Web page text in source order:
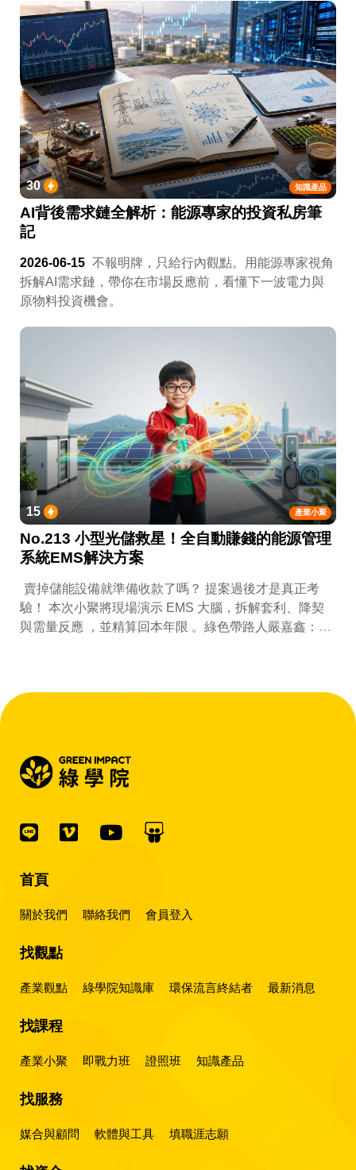
知識產品
30
AI背後需求鏈全解析：能源專家的投資私房筆
記
2026-06-15 不報明牌，只給行內觀點。用能源專家視角
拆解AI需求鏈，帶你在市場反應前，看懂下一波電力與
原物料投資機會。
產業小聚
15
No.213 小型光儲救星！全自動賺錢的能源管理
系統EMS解決方案
賣掉儲能設備就準備收款了嗎？ 提案過後才是真正考
驗！ 本次小聚將現場演示 EMS 大腦，拆解套利、降契
與需量反應 ，並精算回本年限 。綠色帶路人嚴嘉鑫：
首頁
關於我們 聯絡我們 會員登入
找觀點
產業觀點 綠學院知識庫 環保流言終結者 最新消息
找課程
產業小聚 即戰力班 證照班 知識產品
找服務
媒合與顧問 軟體與工具 填職涯志願